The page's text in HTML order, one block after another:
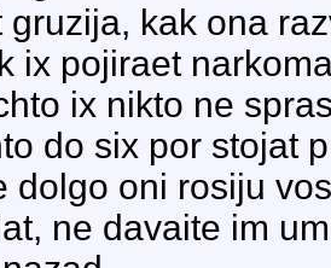
gruzija, kak ona
ix pojiraet
ix nikto ne
do six por stojat
dolgo oni rosiju
ne davaite im